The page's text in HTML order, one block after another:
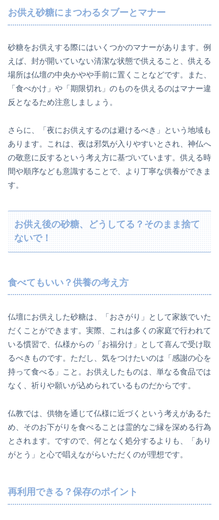
お供え砂糖にまつわるタブーとマナー
砂糖をお供えする際にはいくつかのマナーがあります。例
えば、封が開いていない清潔な状態で供えること、供える
場所は仏壇の中央かやや手前に置くことなどです。また、
「食べかけ」や「期限切れ」のものを供えるのはマナー違
反となるため注意しましょう。
さらに、「夜にお供えするのは避けるべき」という地域も
あります。これは、夜は邪気が入りやすいとされ、神仏へ
の敬意に反するという考え方に基づいています。供える時
間や順序なども意識することで、より丁寧な供養ができま
す。
お供え後の砂糖、どうしてる？そのまま捨て
ないで！
食べてもいい？供養の考え方
仏壇にお供えした砂糖は、「おさがり」として家族でいた
だくことができます。実際、これは多くの家庭で行われて
いる慣習で、仏様からの「お福分け」として喜んで受け取
るべきものです。ただし、気をつけたいのは「感謝の心を
持って食べる」こと。お供えしたものは、単なる食品では
なく、祈りや願いが込められているものだからです。
仏教では、供物を通じて仏様に近づくという考えがあるた
め、そのお下がりを食べることは霊的なご縁を深める行為
とされます。ですので、何となく処分するよりも、「あり
がとう」と心で唱えながらいただくのが理想です。
再利用できる？保存のポイント